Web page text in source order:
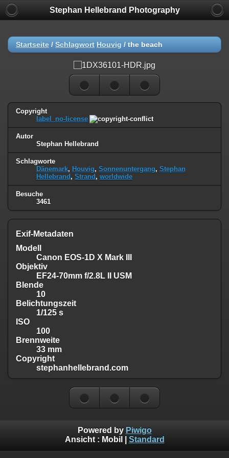
Stephan Hellebrand Photography
Startseite / Schlagwort Houvig / the beach
Copyright
label_no-license
Autor
Stephan Hellebrand
Schlagworte
Dänemark, Houvig, Sonnenuntergang, Stephan
Hellebrand , Strand , worldwide
Besuche
3461
Exif-Metadaten
Modell
Canon EOS-1D X Mark III
Objektiv
EF24-70mm f/2.8L II USM
Blende
10
Belichtungszeit
1/125 s
ISO
100
Brennweite
33 mm
Copyright
stephanhellebrand.com
Powered by Piwigo
Ansicht : Mobil Standard